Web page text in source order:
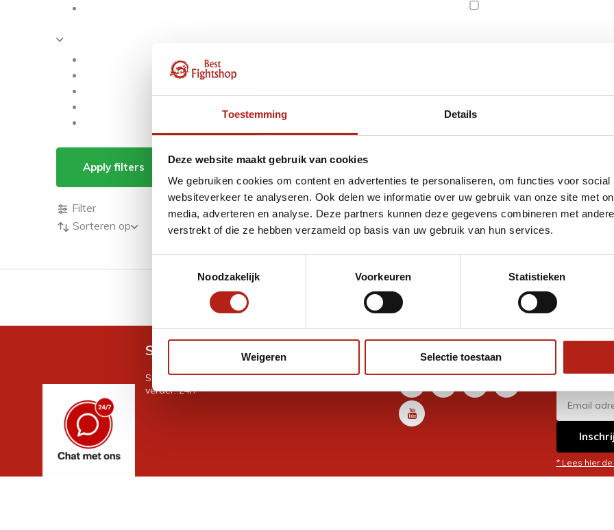
Toestemming Details
Deze website maakt gebruik van cookies
We gebruiken cookies om content en advertenties te personaliseren, om functies voor
websiteverkeer te analyseren. Ook delen we informatie over uw gebruik van onze site met
media, adverteren en analyse. Deze partners kunnen deze gegevens combineren met
verstrekt of die ze hebben verzameld op basis van uw gebruik van hun services.
Noodzakelijk
Voorkeuren Statistieken
Weigeren Selectie toestaan
Apply filters Producten getagd met 480 gram
Producten
Filter
Sorteren op
GRATIS verzending v.a €75 Eenvoudig ruilen of retour
Snel antwoord op je vraag?
Stel je vraag in de chat, en we helpen je graag
verder. 24/7
Volg ons
* Lees hier